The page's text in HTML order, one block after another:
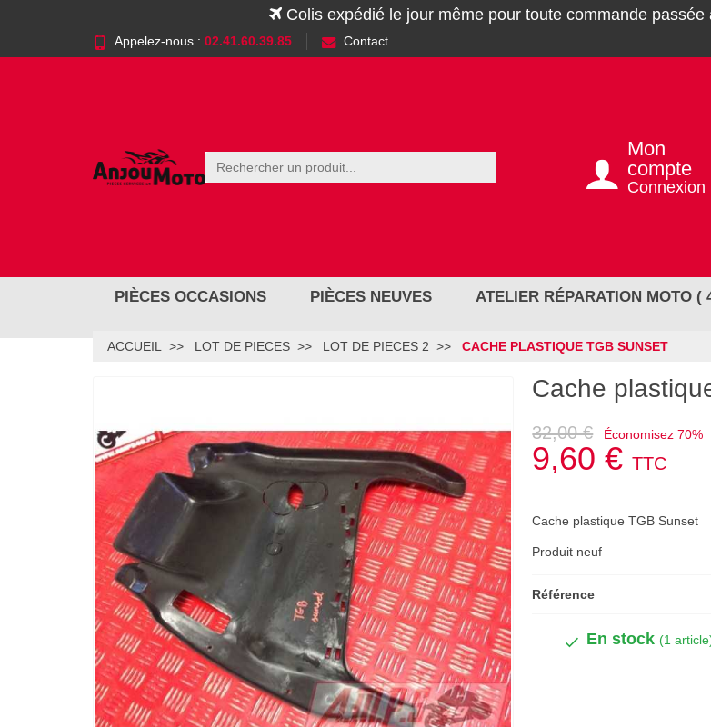
Colis expédié le jour même pour toute commande
Appelez-nous : 02.41.60.39.85 Contact
Mon
compte
Connexion
PIÈCES OCCASIONS PIÈCES NEUVES ATELIER RÉPARATION MOTO (
ACCUEIL LOT DE PIECES LOT DE PIECES 2 CACHE PLASTIQUE TGB SUNSET
Cache
32,00 € Économisez 70%
9,60 €TTC
Cache plastique TGB Sunset
Produit neuf
Référence
En stock (1